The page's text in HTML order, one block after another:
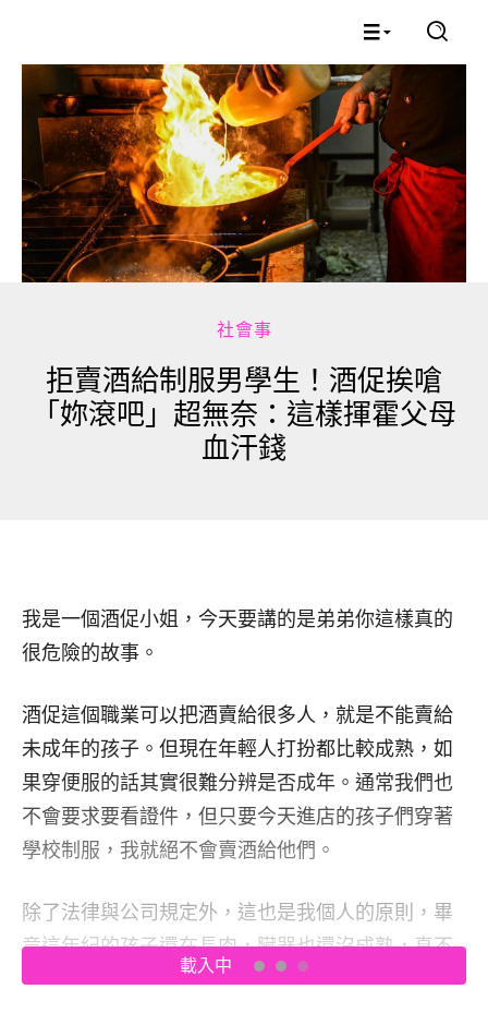
社會事
拒賣酒給制服男學生！酒促挨嗆
「妳滾吧」超無奈：這樣揮霍父母
血汗錢
我是一個酒促小姐，今天要講的是弟弟你這樣真的
很危險的故事。
酒促這個職業可以把酒賣給很多人，就是不能賣給
未成年的孩子。但現在年輕人打扮都比較成熟，如
果穿便服的話其實很難分辨是否成年。通常我們也
不會要求要看證件，但只要今天進店的孩子們穿著
學校制服，我就絕不會賣酒給他們。
除了法律與公司規定外，這也是我個人的原則，畢
竟這年紀的孩子還在長肉，臟器也還沒成熟，真不
適合飲用含酒精的飲品，更何況還沒賺錢的人更不
載入中